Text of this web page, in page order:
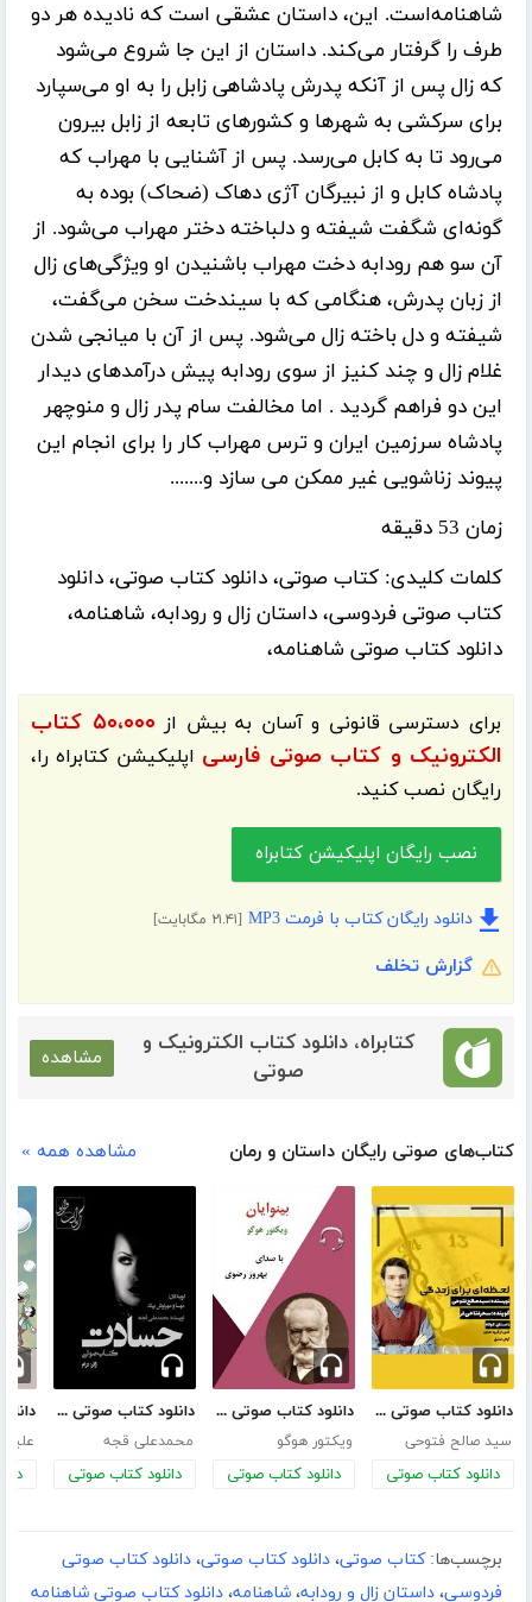
شاهنامه‌است. این، داستان عشقی است که نادیده هر دو
طرف را گرفتار می‌کند. داستان از این جا شروع می‌شود
که زال پس از آنکه پدرش پادشاهی زابل را به او می‌سپارد
برای سرکشی به شهرها و کشورهای تابعه از زابل بیرون
می‌رود تا به کابل می‌رسد. پس از آشنایی با مهراب که
پادشاه کابل و از نبیرگان آژی دهاک (ضحاک) بوده به
گونه‌ای شگفت شیفته و دلباخته دختر مهراب می‌شود. از
آن سو هم رودابه دخت مهراب باشنیدن او ویژگی‌های زال
از زبان پدرش، هنگامی که با سیندخت سخن می‌گفت،
شیفته و دل باخته زال می‌شود. پس از آن با میانجی شدن
غلام زال و چند کنیز از سوی رودابه پیش درآمدهای دیدار
این دو فراهم گردید . اما مخالفت سام پدر زال و منوچهر
پادشاه سرزمین ایران و ترس مهراب کار را برای انجام این
پیوند زناشویی غیر ممکن می سازد و.......
زمان 53 دقیقه
کلمات کلیدی: کتاب صوتی، دانلود کتاب صوتی، دانلود
کتاب صوتی فردوسی، داستان زال و رودابه، شاهنامه،
دانلود کتاب صوتی شاهنامه،
برای دسترسی قانونی و آسان به بیش از
۵۰،۰۰۰ کتاب
الکترونیک و کتاب صوتی فارسی اپلیکیشنکتابراهرا،
رایگان نصب کنید.
نصب رایگان اپلیکیشن کتابراه
دانلود رایگان کتاب با فرمت MP3 [۲۱.۴۱ مگابایت]
گزارش تخلف
کتابراه، دانلود کتاب الکترونیک و
صوتی
مشاهده
کتاب‌های صوتی رایگان داستان و رمان مشاهده همه »
دانلود کتاب صوتی لحظه‌ای برای زندگی
سید صالح فتوحی
دانلود کتاب صوتی
دانلود کتاب صوتی بینوایان
ویکتور هوگو
دانلود کتاب صوتی
دانلود کتاب صوتی حسادت
محمدعلی قجه
دانلود کتاب صوتی
برچسب‌ها: کتاب صوتی، دانلود کتاب صوتی، دانلود کتاب صوتی
فردوسی، داستان زال و رودابه، شاهنامه، دانلود کتاب صوتی شاهنامه